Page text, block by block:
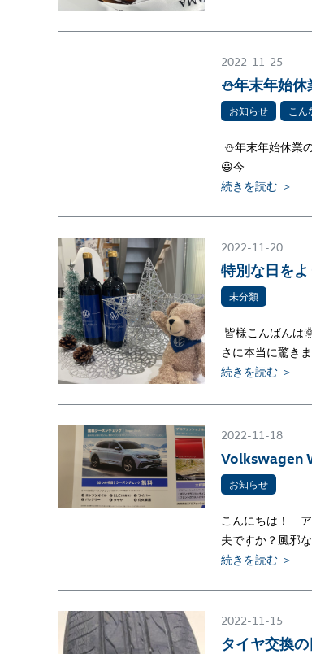
2022-11-25
⛄年末年始
お知らせ こん
⛄年末年始休業
😃今
続きを読む ＞
2022-11-20
特別な日を
未分類
皆様こんばんは
さに本当に驚き
続きを読む ＞
2022-11-18
Volkswagen
お知らせ
こんにちは！ ア
夫ですか？風邪
続きを読む ＞
2022-11-15
タイヤ交換